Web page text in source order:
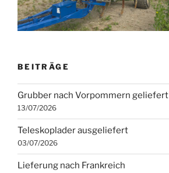
BEITRÄGE
Grubber nach Vorpommern geliefert
13/07/2026
Teleskoplader ausgeliefert
03/07/2026
Lieferung nach Frankreich